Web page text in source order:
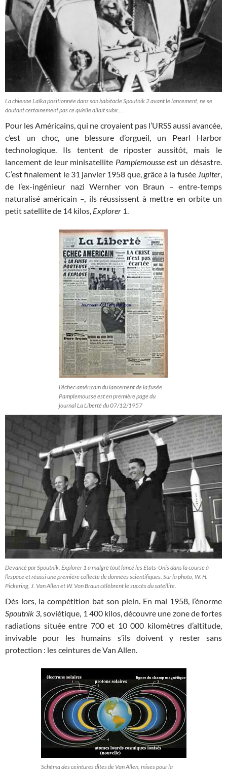
La chienne Laïka positionnée dans son habitacle Spoutnik 2 avant le lancement, ne se
doutant certainement pas ce qu’elle allait subir… .
Pour les Américains, qui ne croyaient pas l’URSS aussi avancée,
c’est un choc, une blessure d’orgueil, un Pearl Harbor
technologique. Ils tentent de riposter aussitôt, mais le
lancement de leur minisatellite Pamplemousseest un désastre.
C’est finalement le 31 janvier 1958 que, grâce à la fusée Jupiter
de l’ex-ingénieur nazi Wernher von Braun – entre-temps
naturalisé américain –, ils réussissent à mettre en orbite un
petit satellite de 14 kilos, Explorer 1
L’échec américain du lancement de la fusée
Pamplemousse est en première page du
journal La Liberté du 07/12/1957
Devancé par Spoutnik, Explorer 1 a malgré tout lancé les Etats-Unis dans la course à
l’espace et réussi une première collecte de données scientifiques. Sur la photo, W. H.
Pickering, J. Van Allen et W. Von Braun célèbrent le succès du satellite.
Dès lors, la compétition bat son plein. En mai 1958, l’énorme
Spoutnik 3, soviétique, 1 400 kilos, découvre une zone de fortes
radiations située entre 700 et 10 000 kilomètres d’altitude,
invivable pour les humains s’ils doivent y rester sans
protection : les ceintures de Van Allen.
Schéma des ceintures dites de Van Allen, mises pour la